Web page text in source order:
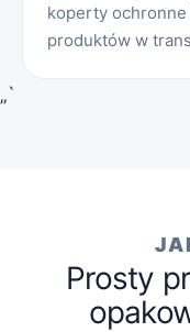
koperty ochronne
produktów w
„`
Prosty